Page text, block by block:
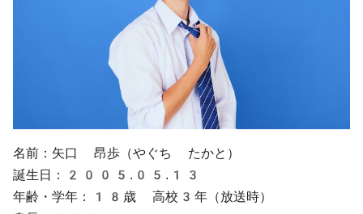
名前：矢口 昂歩（やぐち たかと）
誕生日：2005.05.13
年齢・学年：18歳 高校3年（放送時）